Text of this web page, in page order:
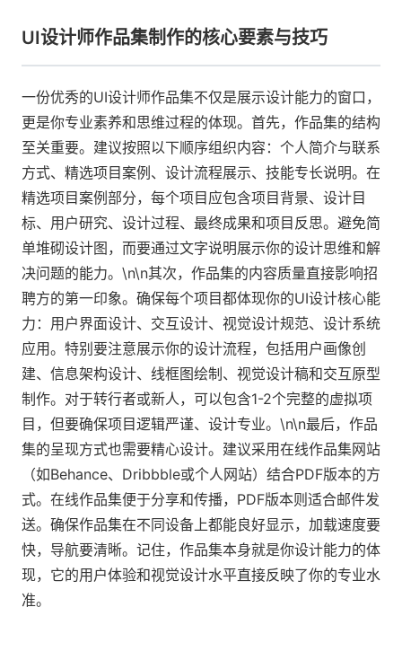
UI设计师作品集制作的核心要素与技巧
一份优秀的UI设计师作品集不仅是展示设计能力的窗口，
更是你专业素养和思维过程的体现。首先，作品集的结构
至关重要。建议按照以下顺序组织内容：个人简介与联系
方式、精选项目案例、设计流程展示、技能专长说明。在
精选项目案例部分，每个项目应包含项目背景、设计目
标、用户研究、设计过程、最终成果和项目反思。避免简
单堆砌设计图，而要通过文字说明展示你的设计思维和解
决问题的能力。\n\n其次，作品集的内容质量直接影响招
聘方的第一印象。确保每个项目都体现你的UI设计核心能
力：用户界面设计、交互设计、视觉设计规范、设计系统
应用。特别要注意展示你的设计流程，包括用户画像创
建、信息架构设计、线框图绘制、视觉设计稿和交互原型
制作。对于转行者或新人，可以包含1-2个完整的虚拟项
目，但要确保项目逻辑严谨、设计专业。\n\n最后，作品
集的呈现方式也需要精心设计。建议采用在线作品集网站
（如Behance、Dribbble或个人网站）结合PDF版本的方
式。在线作品集便于分享和传播，PDF版本则适合邮件发
送。确保作品集在不同设备上都能良好显示，加载速度要
快，导航要清晰。记住，作品集本身就是你设计能力的体
现，它的用户体验和视觉设计水平直接反映了你的专业水
准。